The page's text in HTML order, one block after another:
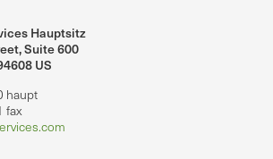
Hauptsitz
Suite 600
US
haupt
fax